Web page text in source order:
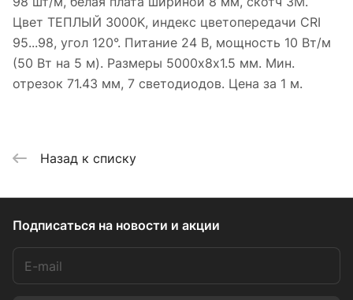
Цвет ТЕПЛЫЙ 3000K, индекс цветопередачи CRI
95...98, угол 120°. Питание 24 В, мощность 10 Вт/м
(50 Вт на 5 м). Размеры 5000х8х1.5 мм. Мин.
отрезок 71.43 мм, 7 светодиодов. Цена за 1 м.
Назад к списку
Подписаться на новости и акции